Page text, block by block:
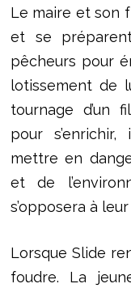
Le maire et son
et se
pêcheurs pour
lotissement de
tournage d’un
pour
mettre en
et de
s’opposera à
Lorsque Slide
foudre. La